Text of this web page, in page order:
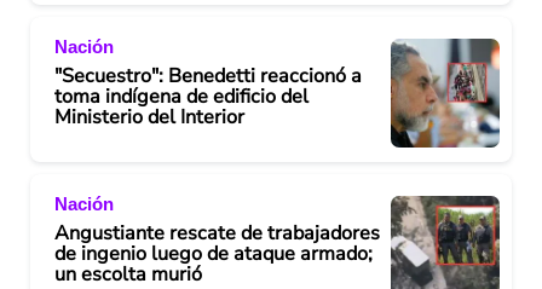
Nación
"Secuestro": Benedetti reaccionó a
toma indígena de edificio del
Ministerio del Interior
Nación
Angustiante rescate de trabajadores
de ingenio luego de ataque armado;
un escolta murió